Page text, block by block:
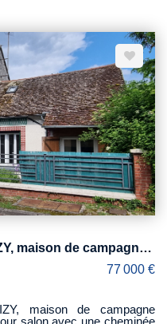
Proche Saint-Florentin, VENIZY, maison de campagne 84 m2
77 000 €
maison de campagne